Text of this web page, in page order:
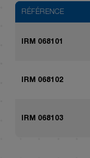
RÉFÉRENCE
IRM 068101
IRM 068102
IRM 068103